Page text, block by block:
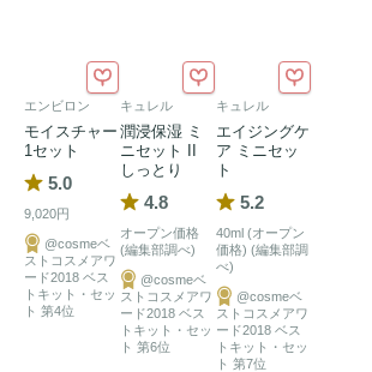
・ACアクティブ フェイスローション 2ml
・ACアクティブ モイスチュアクリーム 0.8g
・ACアクティブ スポッツクリーム C 0.5g
エンビロン
モイスチャー
1セット
5.0
9,020円
@cosmeベ
ストコスメアワ
ード2018 ベス
トキット・セッ
ト 第4位
キュレル
潤浸保湿 ミ
ニセット II
しっとり
4.8
オープン価格
(編集部調べ)
@cosmeベ
ストコスメアワ
ード2018 ベス
トキット・セッ
ト 第6位
キュレル
エイジングケ
ア ミニセッ
ト
5.2
40ml (オープン
価格) (編集部調
べ)
@cosmeベ
ストコスメアワ
ード2018 ベス
トキット・セッ
ト 第7位